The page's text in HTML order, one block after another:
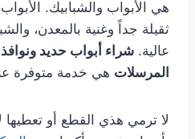
هي الأبواب والشبابيك.
ثقيلة جداً وغنية بالمعدن،
عالية. شراء أبواب حديد
المرسلات هي خدمة متوفرة
لا ترمي هذي القطع أو